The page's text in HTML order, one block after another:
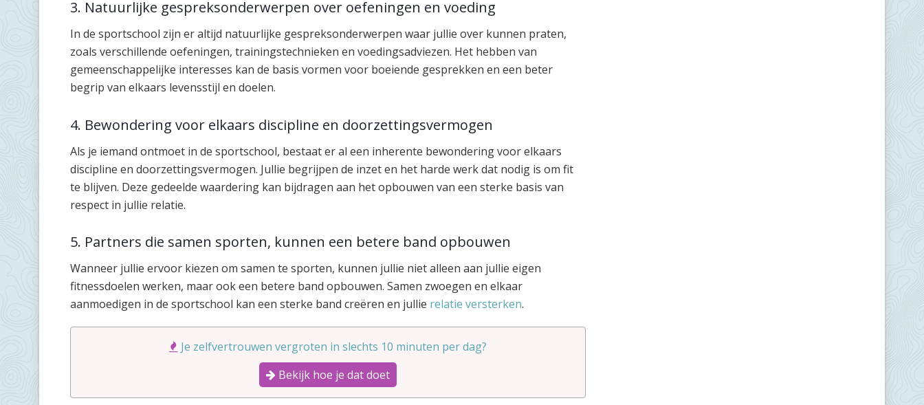
3. Natuurlijke gespreksonderwerpen over oefeningen en voeding
In de sportschool zijn er altijd natuurlijke gespreksonderwerpen waar jullie over kunnen praten,
zoals verschillende oefeningen, trainingstechnieken en voedingsadviezen. Het hebben van
gemeenschappelijke interesses kan de basis vormen voor boeiende gesprekken en een beter
begrip van elkaars levensstijl en doelen.
4. Bewondering voor elkaars discipline en doorzettingsvermogen
Als je iemand ontmoet in de sportschool, bestaat er al een inherente bewondering voor elkaars
discipline en doorzettingsvermogen. Jullie begrijpen de inzet en het harde werk dat nodig is om fit
te blijven. Deze gedeelde waardering kan bijdragen aan het opbouwen van een sterke basis van
respect in jullie relatie.
5. Partners die samen sporten, kunnen een betere band opbouwen
Wanneer jullie ervoor kiezen om samen te sporten, kunnen jullie niet alleen aan jullie eigen
fitnessdoelen werken, maar ook een betere band opbouwen. Samen zwoegen en elkaar
aanmoedigen in de sportschool kan een sterke band creëren en jullie relatie versterken.
Je zelfvertrouwen vergroten in slechts 10 minuten per dag?
Bekijk hoe je dat doet